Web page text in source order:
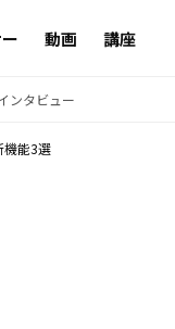
動画 講座
ンタビュー
機能3選